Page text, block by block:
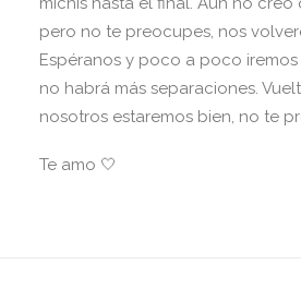
pero no te preocupes, nos
Espéranos y poco a poco
no habrá más separaciones.
nosotros estaremos bien, no te
Te amo 🤍